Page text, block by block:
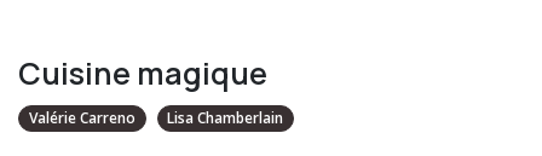
Cuisine magique
Valérie Carreno Lisa Chamberlain